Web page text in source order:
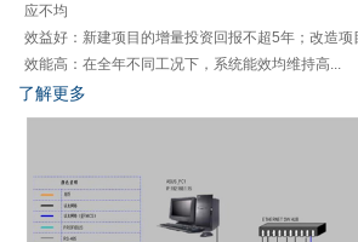
应不均
效益好：新建项目的增量投资回报不超5年；改造项
效能高：在全年不同工况下，系统能效均维持高...
了解更多